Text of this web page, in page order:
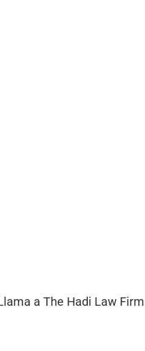
a The Hadi Law